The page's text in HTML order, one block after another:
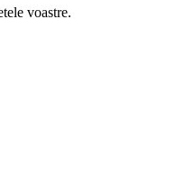
voastre.